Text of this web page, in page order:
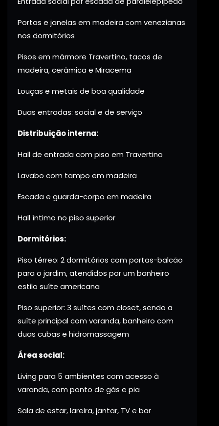
Portas e janelas em madeira com venezianas
nos dormitórios
Pisos em mármore Travertino, tacos de
madeira, cerâmica e Miracema
Louças e metais de boa qualidade
Duas entradas: social e de serviço
Distribuição interna:
Hall de entrada com piso em Travertino
Lavabo com tampo em madeira
Escada e guarda-corpo em madeira
Hall íntimo no piso superior
Dormitórios:
Piso térreo: 2 dormitórios com portas-balcão
para o jardim, atendidos por um banheiro
estilo suíte americana
Piso superior: 3 suítes com closet, sendo a
suíte principal com varanda, banheiro com
duas cubas e hidromassagem
Área social:
Living para 5 ambientes com acesso à
varanda, com ponto de gás e pia
Sala de estar, lareira, jantar, TV e bar